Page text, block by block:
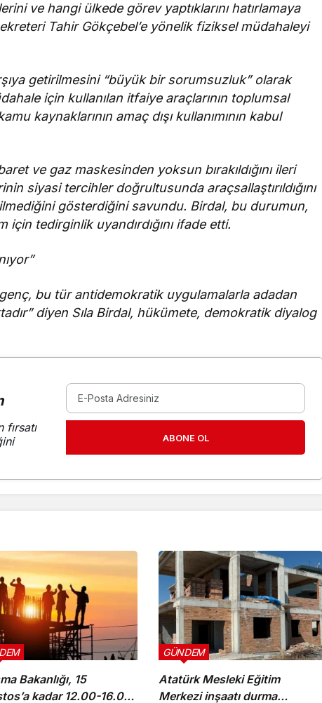
ve hangi ülkede görev yaptıklarını hatırlamaya
Tahir Gökçebel’e yönelik fiziksel müdahaleyi
getirilmesini “büyük bir sorumsuzluk” olarak
için kullanılan itfaiye araçlarının toplumsal
kaynaklarının amaç dışı kullanımının kabul
ve gaz maskesinden yoksun bırakıldığını ileri
siyasi tercihler doğrultusunda araçsallaştırıldığını
gösterdiğini savundu. Birdal, bu durumun,
tedirginlik uyandırdığını ifade etti.
bu tür antidemokratik uygulamalarla adadan
diyen Sıla Birdal, hükümete, demokratik diyalog
ABONE OL
Bakanlığı, 15
kadar 12.00-16.00
Atatürk Mesleki Eğitim
Merkezi inşaatı durma
GÜNDEM